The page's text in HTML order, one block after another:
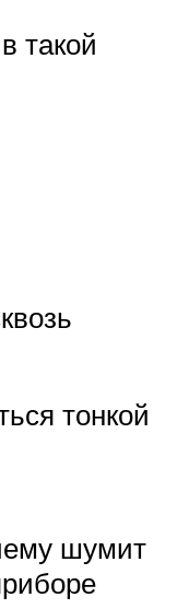
такой
тонкой
шумит